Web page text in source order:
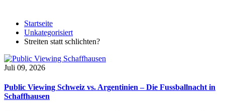
Startseite
Unkategorisiert
Streiten statt schlichten?
Juli 09, 2026
Public Viewing Schweiz vs. Argentinien – Die Fussballnacht in
Schaffhausen